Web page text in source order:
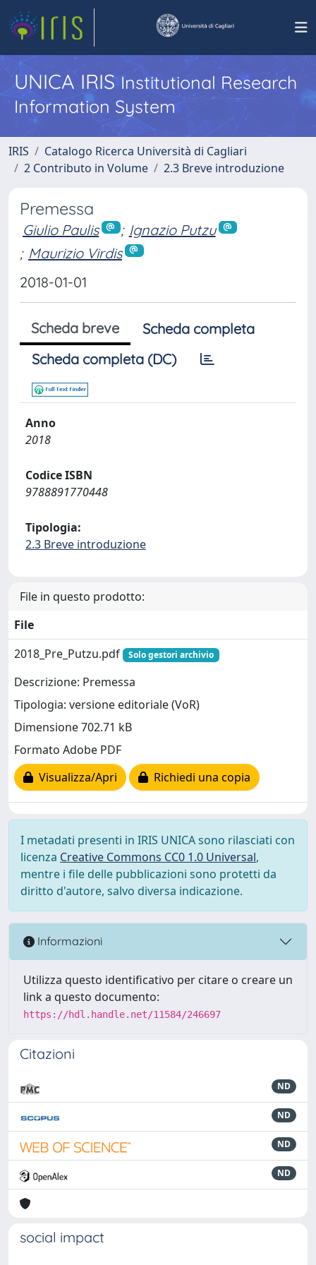
UNICA IRISInstitutional Research
Information System
IRIS
Catalogo Ricerca Università di Cagliari
2 Contributo in Volume
2.3 Breve introduzione
Premessa
Giulio Paulis ; Ignazio Putzu
; Maurizio Virdis
2018-01-01
Scheda breve
Scheda completa
Scheda completa (DC)
Anno
2018
Codice ISBN
9788891770448
Tipologia:
2.3 Breve introduzione
File in questo prodotto:
File
2018_Pre_Putzu.pdf
Solo gestori archivio
Descrizione: Premessa
Tipologia: versione editoriale (VoR)
Dimensione 702.71 kB
Formato Adobe PDF
Visualizza/Apri
Richiedi una copia
I metadati presenti in IRIS UNICA sono rilasciati con
licenza Creative Commons CC0 1.0 Universal,
mentre i file delle pubblicazioni sono protetti da
diritto d'autore, salvo diversa indicazione.
Informazioni
Utilizza questo identificativo per citare o creare un
link a questo documento:
https://hdl.handle.net/11584/246697
Citazioni
ND
ND
ND
ND
social impact